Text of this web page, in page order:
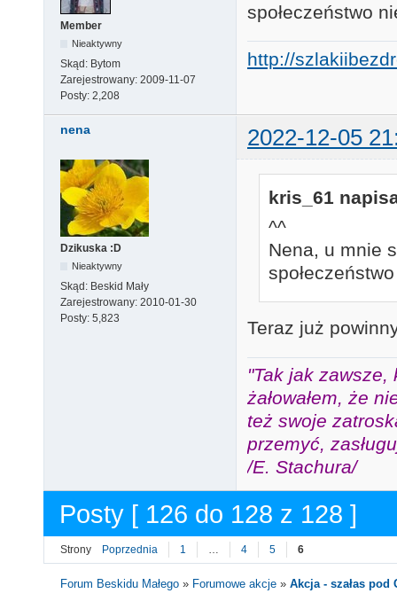
Member
Nieaktywny
Skąd: Bytom
Zarejestrowany: 2009-11-07
Posty: 2,208
społeczeństwo
http://
nena 2022-12-05
Dzikuska :D
Nieaktywny
Skąd: Beskid Mały
Zarejestrowany: 2010-01-30
Posty: 5,823
kris_61
^^
Nena, u mnie
Teraz już
"Tak jak zawsze,
żałowałem, że
też swoje
przemyć,
/E. Stachura/
Posty [ 126 do 128 z 128 ]
Strony Poprzednia 1 … 4 5 6
Forum Beskidu Małego » Forumowe akcje »Akcja - szałas